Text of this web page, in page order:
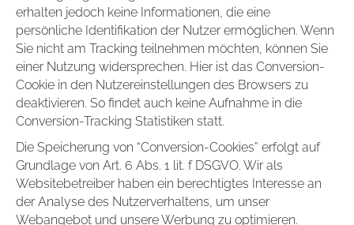
erhalten jedoch keine Informationen, die eine
persönliche Identifikation der Nutzer ermöglichen. Wenn
Sie nicht am Tracking teilnehmen möchten, können Sie
einer Nutzung widersprechen. Hier ist das Conversion-
Cookie in den Nutzereinstellungen des Browsers zu
deaktivieren. So findet auch keine Aufnahme in die
Conversion-Tracking Statistiken statt.
Die Speicherung von “Conversion-Cookies” erfolgt auf
Grundlage von Art. 6 Abs. 1 lit. f DSGVO. Wir als
Websitebetreiber haben ein berechtigtes Interesse an
der Analyse des Nutzerverhaltens, um unser
Webangebot und unsere Werbung zu optimieren.